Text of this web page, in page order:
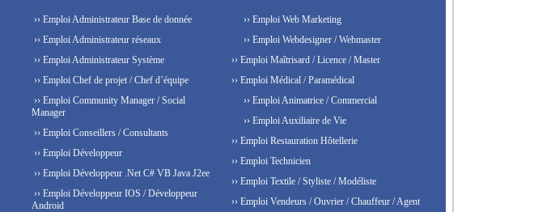
›› Emploi Administrateur Base de donnée
›› Emploi Administrateur réseaux
›› Emploi Administrateur Système
›› Emploi Chef de projet / Chef d’équipe
›› Emploi Community Manager / Social
Manager
›› Emploi Conseillers / Consultants
›› Emploi Développeur
›› Emploi Développeur .Net C# VB Java J2ee
›› Emploi Développeur IOS / Développeur
Android
›› Emploi Web Marketing
›› Emploi Webdesigner / Webmaster
›› Emploi Maîtrisard / Licence / Master
›› Emploi Médical / Paramédical
›› Emploi Animatrice / Commercial
›› Emploi Auxiliaire de Vie
›› Emploi Restauration Hôtellerie
›› Emploi Technicien
›› Emploi Textile / Styliste / Modéliste
›› Emploi Vendeurs / Ouvrier / Chauffeur / Agent